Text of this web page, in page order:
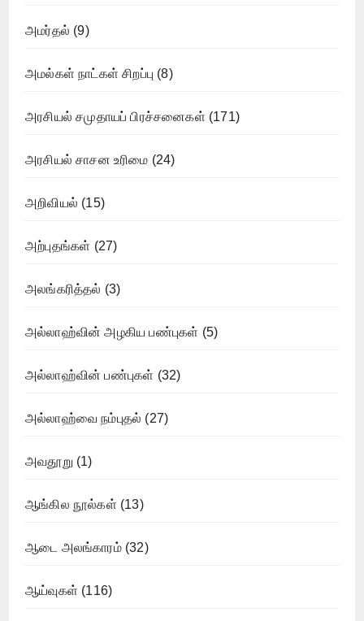
அமர்தல் (9)
அமல்கள் நாட்கள் சிறப்பு (8)
அரசியல் சமுதாயப் பிரச்சனைகள் (171)
அரசியல் சாசன உரிமை (24)
அறிவியல் (15)
அற்புதங்கள் (27)
அலங்கரித்தல் (3)
அல்லாஹ்வின் அழகிய பண்புகள் (5)
அல்லாஹ்வின் பண்புகள் (32)
அல்லாஹ்வை நம்புதல் (27)
அவதூறு (1)
ஆங்கில நூல்கள் (13)
ஆடை அலங்காரம்(32)
ஆய்வுகள் (116)